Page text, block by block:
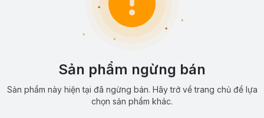
Sản phẩm ngừng bán
Sản phẩm này hiện tại đã ngừng bán. Hãy trở về trang chủ để lựa
chọn sản phẩm khác.